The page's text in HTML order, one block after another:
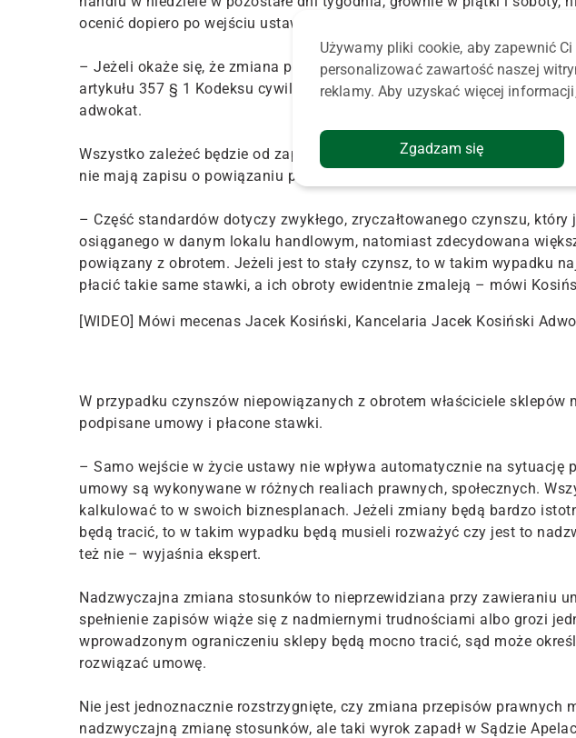
ocenić dopiero po wejściu ustawy w życie.
– Jeżeli okaże się, że zmiana przepisów bardzo ograniczy handel to
artykułu 357 § 1 Kodeksu cywilnego, który wprowadza tzw.
adwokat.
Wszystko zależeć będzie od zapisów w poszczególnych umowach. W
nie mają zapisu o powiązaniu płaconego czynszu z wysokością
– Część standardów dotyczy zwykłego, zryczałtowanego czynszu,
osiąganego w danym lokalu handlowym, natomiast zdecydowana
powiązany z obrotem. Jeżeli jest to stały czynsz, to w takim wypadku
płacić takie same stawki, a ich obroty ewidentnie zmaleją – mówi
[WIDEO] Mówi mecenas Jacek Kosiński, Kancelaria Jacek Kosiński
W przypadku czynszów niepowiązanych z obrotem właściciele sklepów
podpisane umowy i płacone stawki.
– Samo wejście w życie ustawy nie wpływa automatycznie na sytuację
umowy są wykonywane w różnych realiach prawnych, społecznych.
kalkulować to w swoich biznesplanach. Jeżeli zmiany będą bardzo
będą tracić, to w takim wypadku będą musieli rozważyć czy jest to
też nie – wyjaśnia ekspert.
Nadzwyczajna zmiana stosunków to nieprzewidziana przy zawieraniu
spełnienie zapisów wiąże się z nadmiernymi trudnościami albo grozi
wprowadzonym ograniczeniu sklepy będą mocno tracić, sąd może
rozwiązać umowę.
Nie jest jednoznacznie rozstrzygnięte, czy zmiana przepisów prawnych
nadzwyczajną zmianę stosunków, ale taki wyrok zapadł w Sądzie
Używamy pliki cookie, aby zapewnić
personalizować zawartość naszej
reklamy. Aby uzyskać więcej
Zgadzam się